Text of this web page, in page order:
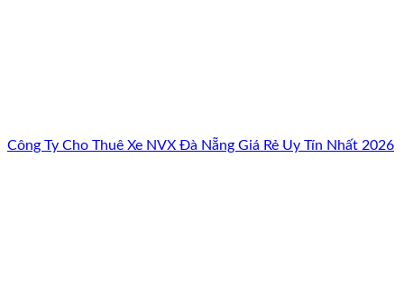
Công Ty Cho Thuê Xe NVX Đà Nẵng Giá Rẻ Uy Tín Nhất 2026